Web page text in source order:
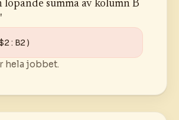
löpande summa av kolumn B
hela jobbet.